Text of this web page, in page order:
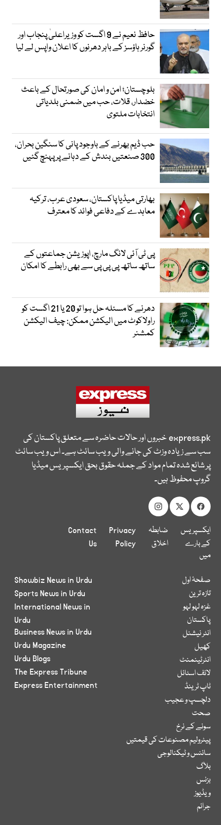
حافظ نعیم نے 9 اگست کو وزیراعلیٰ پنجاب اور
گورنر ہاؤسز کے باہر دھرنوں کا اعلان واپس لے لیا
بلوچستان؛ امن و امان کی صورتحال کے باعث
خضدار، قلات، حب میں ضمنی بلدیاتی
انتخابات ملتوی
حب ڈیم بھرنے کے باوجود پانی کا سنگین بحران،
300 صنعتیں بندش کے دہانے پر پہنچ گئیں
بھارتی میڈیا پاکستان، سعودی عرب، ترکیہ
معاہدے کے دفاعی فوائد کا معترف
پی ٹی آئی لانگ مارچ، اپوزیشن جماعتوں کے
ساتھ ساتھ پی پی پی سے بھی رابطے کا امکان
دھرنے کا مسئلہ حل ہوا تو 20 یا 21 اگست کو
راولاکوٹ میں الیکشن ممکن: چیف الیکشن
کمشنر
express.pkخبروں اور حالات حاضرہ سے متعلق پاکستان کی
سب سے زیادہ وزٹ کی جانے والی ویب سائٹ ہے۔ اس ویب سائٹ
پر شائع شدہ تمام مواد کے جملہ حقوق بحق ایکسپریس میڈیا
گروپ محفوظ ہیں۔
ایکسپریس
کے بارے
میں
ضابطہ
اخلاق
Privacy
Policy
Contact
Us
صفحۂ اول
تازہ ترین
غزہ لہو لہو
پاکستان
انٹر نیشنل
کھیل
انٹرٹینمنٹ
لائف اسٹائل
ٹاپ ٹرینڈ
دلچسپ و عجیب
صحت
سونے کے نرخ
پیٹرولیم مصنوعات کی قیمتیں
سائنس و ٹیکنالوجی
بلاگ
بزنس
ویڈیوز
جرائم
Showbiz News in Urdu
Sports News in Urdu
International News in
Urdu
Business News in Urdu
Urdu Magazine
Urdu Blogs
The Express Tribune
Express Entertainment